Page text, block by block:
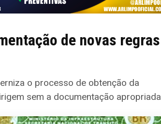
de novas regras
o processo de obtenção da
sem a documentação apropriada